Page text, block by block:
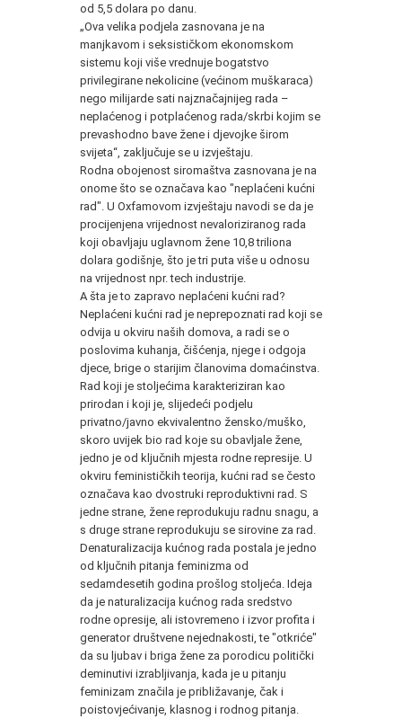
od 5,5 dolara po danu.
„Ova velika podjela zasnovana je na
manjkavom i seksističkom ekonomskom
sistemu koji više vrednuje bogatstvo
privilegirane nekolicine (većinom muškaraca)
nego milijarde sati najznačajnijeg rada –
neplaćenog i potplaćenog rada/skrbi kojim se
prevashodno bave žene i djevojke širom
svijeta“, zaključuje se u izvještaju.
Rodna obojenost siromaštva zasnovana je na
onome što se označava kao "neplaćeni kućni
rad". U Oxfamovom izvještaju navodi se da je
procijenjena vrijednost nevaloriziranog rada
koji obavljaju uglavnom žene 10,8 triliona
dolara godišnje, što je tri puta više u odnosu
na vrijednost npr. tech industrije.
A šta je to zapravo neplaćeni kućni rad?
Neplaćeni kućni rad je neprepoznati rad koji se
odvija u okviru naših domova, a radi se o
poslovima kuhanja, čišćenja, njege i odgoja
djece, brige o starijim članovima domaćinstva.
Rad koji je stoljećima karakteriziran kao
prirodan i koji je, slijedeći podjelu
privatno/javno ekvivalentno žensko/muško,
skoro uvijek bio rad koje su obavljale žene,
jedno je od ključnih mjesta rodne represije. U
okviru feminističkih teorija, kućni rad se često
označava kao dvostruki reproduktivni rad. S
jedne strane, žene reprodukuju radnu snagu, a
s druge strane reprodukuju se sirovine za rad.
Denaturalizacija kućnog rada postala je jedno
od ključnih pitanja feminizma od
sedamdesetih godina prošlog stoljeća. Ideja
da je naturalizacija kućnog rada sredstvo
rodne opresije, ali istovremeno i izvor profita i
generator društvene nejednakosti, te "otkriće"
da su ljubav i briga žene za porodicu politički
deminutivi izrabljivanja, kada je u pitanju
feminizam značila je približavanje, čak i
poistovjećivanje, klasnog i rodnog pitanja.